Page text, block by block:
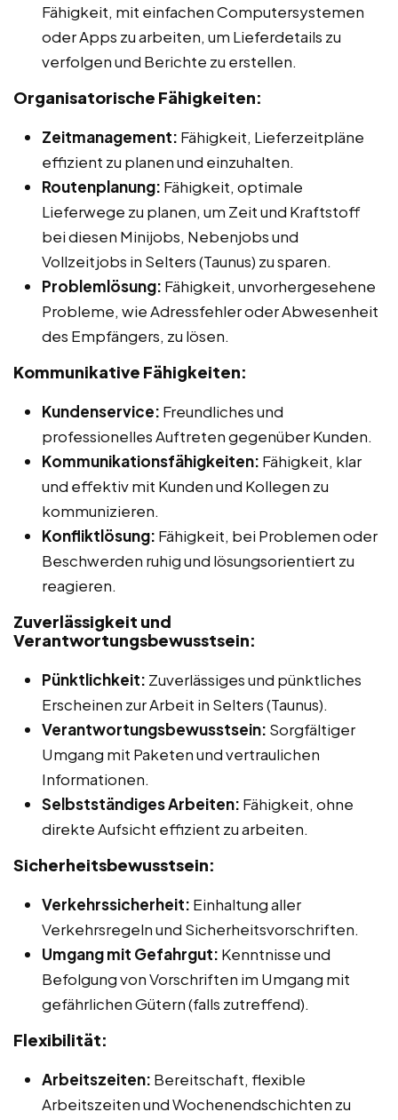
Fähigkeit, mit einfachen Computersystemen
oder Apps zu arbeiten, um Lieferdetails zu
verfolgen und Berichte zu erstellen.
Organisatorische Fähigkeiten:
Zeitmanagement: Fähigkeit, Lieferzeitpläne
effizient zu planen und einzuhalten.
Routenplanung: Fähigkeit, optimale
Lieferwege zu planen, um Zeit und Kraftstoff
bei diesen Minijobs, Nebenjobs und
Vollzeitjobs in Selters (Taunus) zu sparen.
Problemlösung: Fähigkeit, unvorhergesehene
Probleme, wie Adressfehler oder Abwesenheit
des Empfängers, zu lösen.
Kommunikative Fähigkeiten:
Kundenservice: Freundliches und
professionelles Auftreten gegenüber Kunden.
Kommunikationsfähigkeiten: Fähigkeit, klar
und effektiv mit Kunden und Kollegen zu
kommunizieren.
Konfliktlösung: Fähigkeit, bei Problemen oder
Beschwerden ruhig und lösungsorientiert zu
reagieren.
Zuverlässigkeit und
Verantwortungsbewusstsein:
Pünktlichkeit: Zuverlässiges und pünktliches
Erscheinen zur Arbeit in Selters (Taunus).
Verantwortungsbewusstsein: Sorgfältiger
Umgang mit Paketen und vertraulichen
Informationen.
Selbstständiges Arbeiten: Fähigkeit, ohne
direkte Aufsicht effizient zu arbeiten.
Sicherheitsbewusstsein:
Verkehrssicherheit: Einhaltung aller
Verkehrsregeln und Sicherheitsvorschriften.
Umgang mit Gefahrgut: Kenntnisse und
Befolgung von Vorschriften im Umgang mit
gefährlichen Gütern (falls zutreffend).
Flexibilität:
Arbeitszeiten: Bereitschaft, flexible
Arbeitszeiten und Wochenendschichten zu